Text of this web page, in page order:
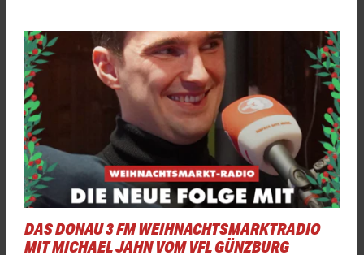
DAS DONAU 3 FM WEIHNACHTSMARKTRADIO
MIT MICHAEL JAHN VOM VFL GÜNZBURG